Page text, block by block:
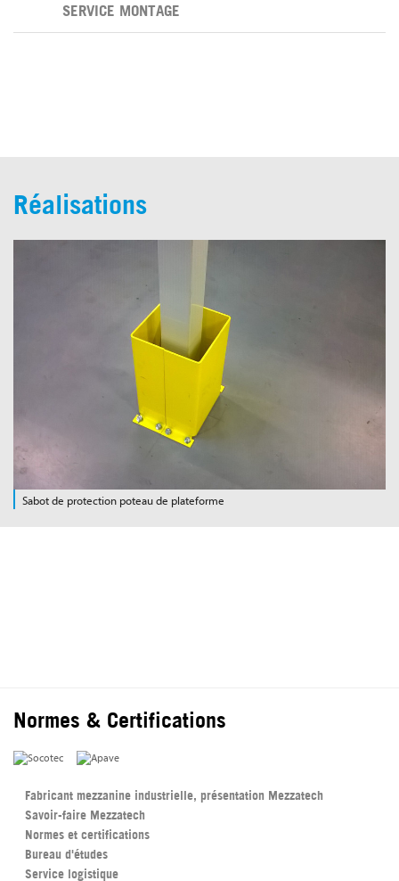
SERVICE MONTAGE
Réalisations
Sabot de protection poteau de plateforme
Normes & Certifications
Fabricant mezzanine industrielle, présentation Mezzatech
Savoir-faire Mezzatech
Normes et certifications
Bureau d'études
Service logistique